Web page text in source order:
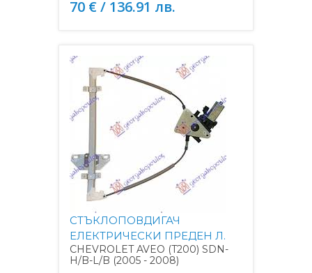
70 € / 136.91 лв.
СТЪКЛОПОВДИГАЧ
ЕЛЕКТРИЧЕСКИ ПРЕДЕН Л.
CHEVROLET AVEO (T200) SDN-
H/B-L/B (2005 - 2008)